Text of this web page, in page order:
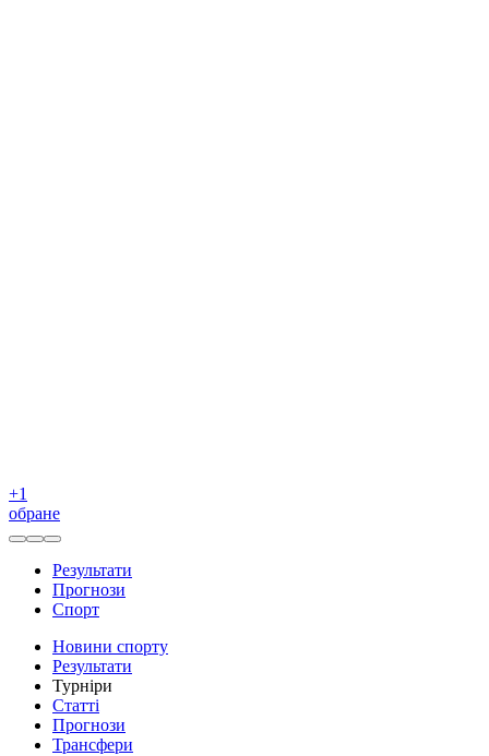
+1
обране
Результати
Прогнози
Спорт
Новини спорту
Результати
Турніри
Статті
Прогнози
Трансфери